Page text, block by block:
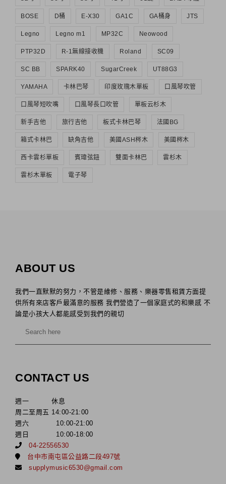
BOSE D桶 E-X30 GA1C GA桶身 JTS
Legno Legno m1 MP32C Neowood
PTP32D R-1無線接收機 Roland SC09
SC BB SPARK40 SugarCreek UT88G3
YAMAHA 卡林巴琴 印度玫瑰木單板 口風琴吹管
口風琴短吹嘴 口風琴長口吹管 單板云杉木
新手吉他 旅行吉他 板式卡林巴琴 法國BG
箱式卡林巴 缺角吉他 美國ASH梣木 美國梣木
西卡雲杉單板 賓瑋弦鈕 雙面卡林巴 雲杉木
雲杉木單板 電子琴
ABOUT US
我們一直默默的努力，不管是維修、服務、樂器零售租賃方面提
供所有來店客戶最滿意的服務 我們營造了一個家庭式的和樂感 不
論是小孩大人都能感受到我們的親切
CONTACT US
週一 休息
周二至周五 14:00-21:00
週六 10:00-21:00
週日 10:00-18:00
04-22556530
台中市南屯區公益路二段497號
supplymusic6530@gmail.com